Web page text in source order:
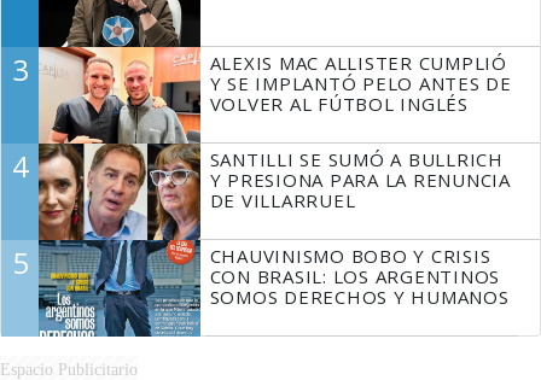
3
ALEXIS MAC ALLISTER CUMPLIÓ
Y SE IMPLANTÓ PELO ANTES DE
VOLVER AL FÚTBOL INGLÉS
4
SANTILLI SE SUMÓ A BULLRICH
Y PRESIONA PARA LA RENUNCIA
DE VILLARRUEL
5
CHAUVINISMO BOBO Y CRISIS
CON BRASIL: LOS ARGENTINOS
SOMOS DERECHOS Y HUMANOS
Espacio Publicitario